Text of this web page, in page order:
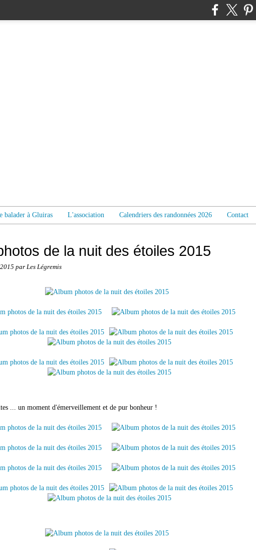
balader à Gluiras L'association Calendriers des randonnées 2026 Contact
de la nuit des étoiles 2015
par Les Légremis
... un moment d'émerveillement et de pur bonheur !